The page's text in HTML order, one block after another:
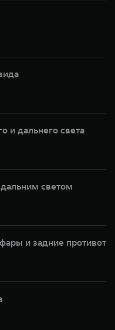
и дальнего света
светом
и задние